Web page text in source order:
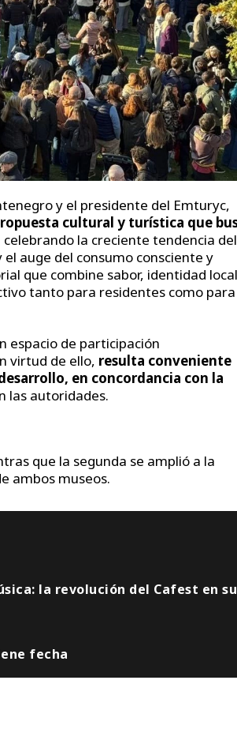
y el presidente del Emturyc,
cultural y turística que
celebrando la creciente tendencia del
auge del consumo consciente y
que combine sabor, identidad
tanto para residentes como para
espacio de participación
virtud de ello, resulta conveniente
en concordancia con la
las autoridades.
que la segunda se amplió a la
ambos museos.
la revolución del Cafest en su
fecha